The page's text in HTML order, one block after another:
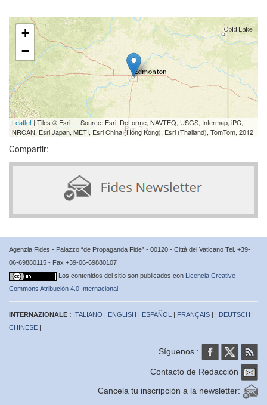
+
−
Leaflet| Tiles © Esri — Source: Esri, DeLorme, NAVTEQ, USGS, Intermap, iPC,
NRCAN, Esri Japan, METI, Esri China (Hong Kong), Esri (Thailand), TomTom, 2012
Compartir:
Agenzia Fides - Palazzo “de Propaganda Fide” - 00120 - Città del Vaticano Tel. +39-
06-69880115 - Fax +39-06-69880107
Los contenidos del sitio son publicados con Licencia Creative
Commons Atribución 4.0 Internacional
INTERNAZIONALE : ITALIANO | ENGLISH | ESPAÑOL | FRANÇAIS | | DEUTSCH |
CHINESE |
Síguenos :
Contacto de Redacción
Cancela tu inscripción a la newsletter: